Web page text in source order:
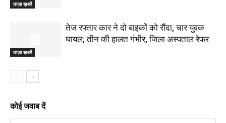
ताज़ा ख़बरें
ताज़ा ख़बरें
तेज रफ्तार कार ने दो बाइकों को रौंदा, चार युवक
घायल; तीन की हालत गंभीर, जिला अस्पताल रेफर
कोई जवाब दें